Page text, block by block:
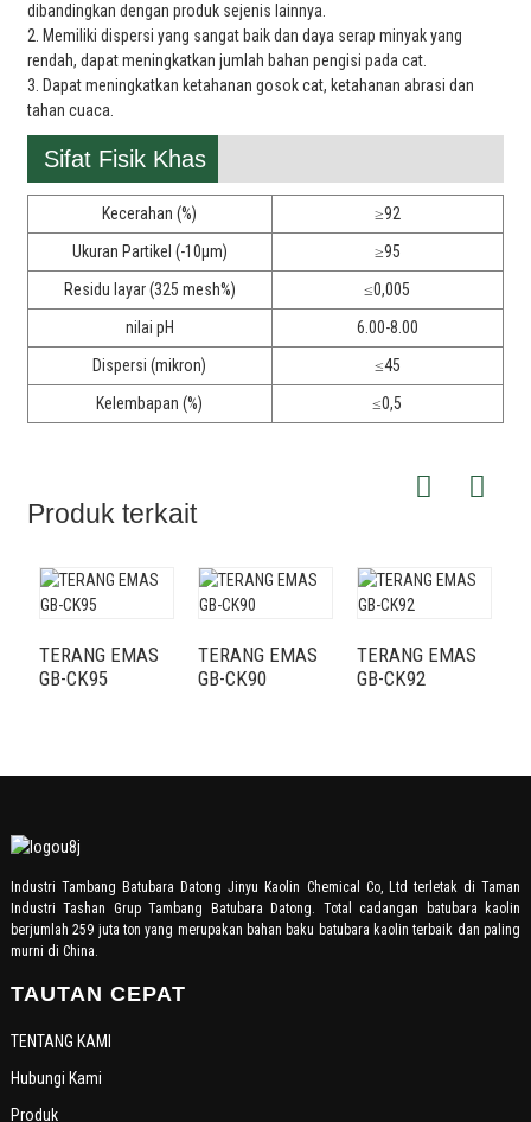
dibandingkan dengan produk sejenis lainnya.
2. Memiliki dispersi yang sangat baik dan daya serap minyak yang
rendah, dapat meningkatkan jumlah bahan pengisi pada cat.
3. Dapat meningkatkan ketahanan gosok cat, ketahanan abrasi dan
tahan cuaca.
Sifat Fisik Khas
Kecerahan (%)
≥92
Ukuran Partikel (-10μm)
≥95
Residu layar (325 mesh%)
≤0,005
nilai pH
6.00-8.00
Dispersi (mikron)
≤45
Kelembapan (%)
≤0,5
Produk terkait
TERANG EMAS
GB-CK95
TERANG EMAS
GB-CK90
TERANG EMAS
GB-CK92
Industri Tambang Batubara Datong Jinyu Kaolin Chemical Co, Ltd terletak di Taman
Industri Tashan Grup Tambang Batubara Datong. Total cadangan batubara kaolin
berjumlah 259 juta ton yang merupakan bahan baku batubara kaolin terbaik dan paling
murni di China.
TAUTAN CEPAT
TENTANG KAMI
Hubungi Kami
Produk